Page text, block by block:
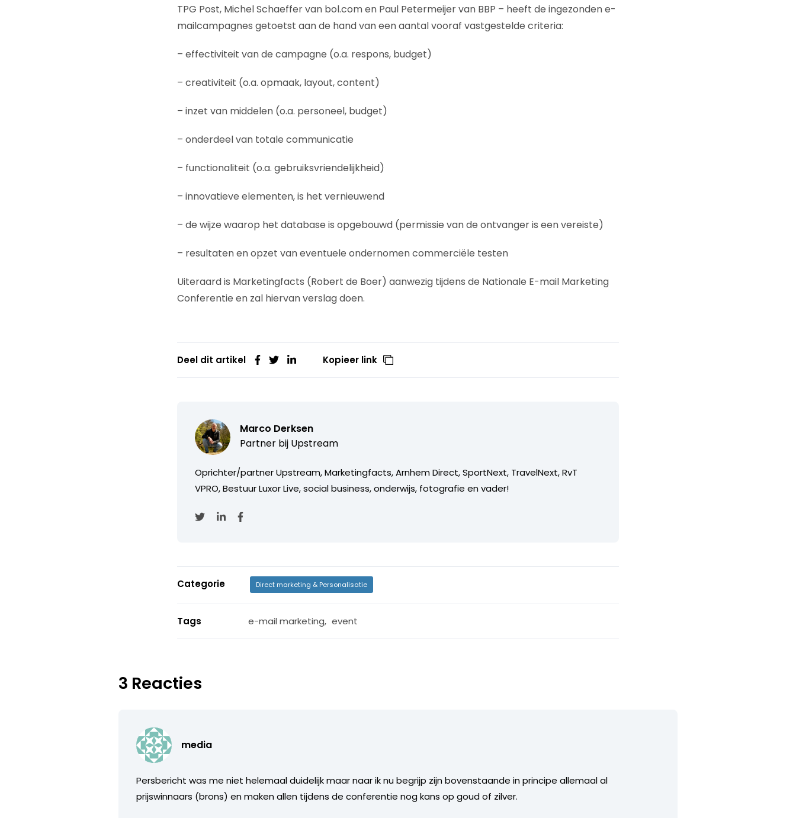
TPG Post, Michel Schaeffer van bol.com en Paul Petermeijer van BBP – heeft de ingezonden e-
mailcampagnes getoetst aan de hand van een aantal vooraf vastgestelde criteria:
– effectiviteit van de campagne (o.a. respons, budget)
– creativiteit (o.a. opmaak, layout, content)
– inzet van middelen (o.a. personeel, budget)
– onderdeel van totale communicatie
– functionaliteit (o.a. gebruiksvriendelijkheid)
– innovatieve elementen, is het vernieuwend
– de wijze waarop het database is opgebouwd (permissie van de ontvanger is een vereiste)
– resultaten en opzet van eventuele ondernomen commerciële testen
Uiteraard is Marketingfacts (Robert de Boer) aanwezig tijdens de Nationale E-mail Marketing
Conferentie en zal hiervan verslag doen.
Deel dit artikel Kopieer link
Marco Derksen
Partner bij Upstream
Oprichter/partner Upstream, Marketingfacts, Arnhem Direct, SportNext, TravelNext, RvT
VPRO, Bestuur Luxor Live, social business, onderwijs, fotografie en vader!
Categorie Direct marketing & Personalisatie
Tags e-mail marketing, event
3 Reacties
media
Persbericht was me niet helemaal duidelijk maar naar ik nu begrijp zijn bovenstaande in principe allemaal al
prijswinnaars (brons) en maken allen tijdens de conferentie nog kans op goud of zilver.